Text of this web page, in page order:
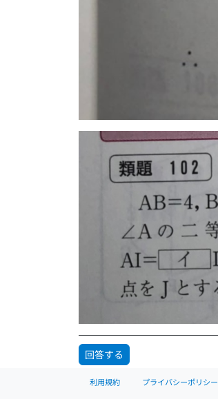
回答する
利用規約 プライバシーポリシー